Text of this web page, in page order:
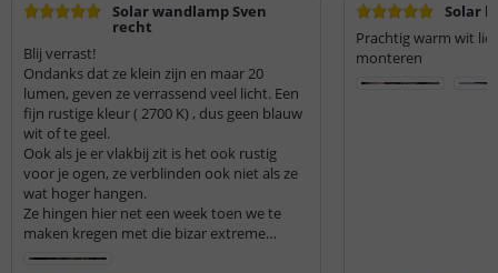
Solar wandlamp Sven
recht
Blij verrast!
Ondanks dat ze klein zijn en maar 20
lumen, geven ze verrassend veel licht. Een
fijn rustige kleur ( 2700 K) , dus geen blauw
wit of te geel.
Ook als je er vlakbij zit is het ook rustig
voor je ogen, ze verblinden ook niet als ze
wat hoger hangen.
Ze hingen hier net een week toen we te
maken kregen met die bizar extreme
onweers avond/nacht. De regen kwam er
Solar
Prachtig warm wit
monteren